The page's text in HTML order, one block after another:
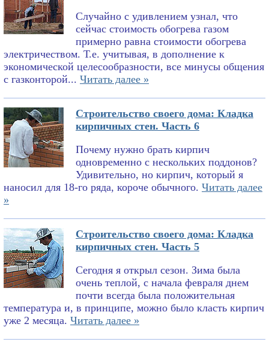
Случайно с удивлением узнал, что
сейчас стоимость обогрева газом
примерно равна стоимости обогрева
электричеством. Т.е. учитывая, в дополнение к
экономической целесообразности, все минусы общения
с газконторой... Читать далее »
Строительство своего дома: Кладка
кирпичных стен. Часть 6
Почему нужно брать кирпич
одновременно с нескольких поддонов?
Удивительно, но кирпич, который я
наносил для 18-го ряда, короче обычного. Читать далее
»
Строительство своего дома: Кладка
кирпичных стен. Часть 5
Сегодня я открыл сезон. Зима была
очень теплой, с начала февраля днем
почти всегда была положительная
температура и, в принципе, можно было класть кирпич
уже 2 месяца. Читать далее »